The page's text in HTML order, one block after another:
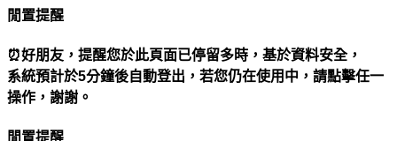
閒置提醒
⏰好朋友，提醒您於此頁面已停留多時，基於資料安全，
系統預計於5分鐘後自動登出，若您仍在使用中，請點擊任一
操作，謝謝。
閒置提醒